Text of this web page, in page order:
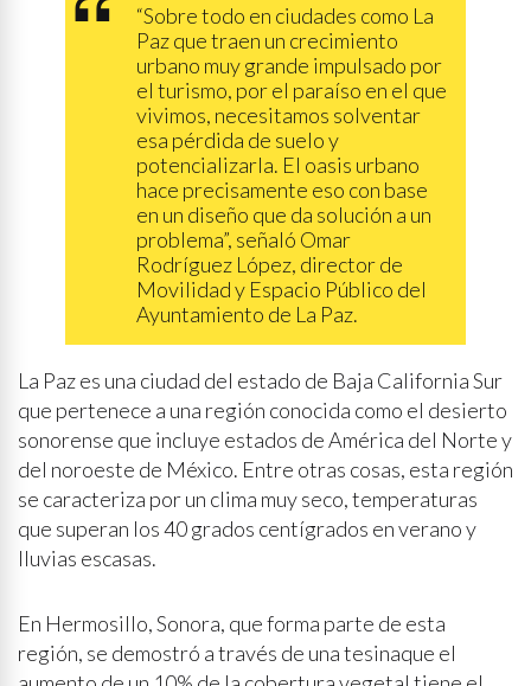
“Sobre todo en ciudades como La
Paz que traen un crecimiento
urbano muy grande impulsado por
el turismo, por el paraíso en el que
vivimos, necesitamos solventar
esa pérdida de suelo y
potencializarla. El oasis urbano
hace precisamente eso con base
en un diseño que da solución a un
problema”, señaló Omar
Rodríguez López, director de
Movilidad y Espacio Público del
Ayuntamiento de La Paz.
La Paz es una ciudad del estado de Baja California Sur
que pertenece a una región conocida como el desierto
sonorense que incluye estados de América del Norte y
del noroeste de México. Entre otras cosas, esta región
se caracteriza por un clima muy seco, temperaturas
que superan los 40 grados centígrados en verano y
lluvias escasas.
En Hermosillo, Sonora, que forma parte de esta
región, se demostró a través de una tesinaque el